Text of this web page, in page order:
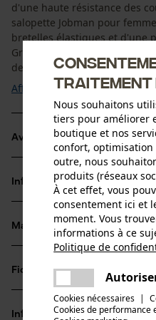
d'une haute résistance des
salopette Jobman pour
bretelles élastiques et d'une
Grâce aux poches
de travail convient
Afficher plus
Avantages du produit
Salopette de travail
aux genoux
Équipée comme un
pour mètre pliant et un
Poche sur la jambe
Informations sur le produit
Détails du produit
Type dactivité
Pêcher, Travailler, Camper
Matériau & entretien
Type de matériau
Fiches techniques
Fiche de données de
Informations fabricant
traitement
Nous souhaitons
tiers pour améliorer
boutique et nos
confort, optimisation
outre, nous
produits (réseaux
À cet effet, vous
consentement ici et
moment. Vous
informations à ce
Politique de
Cookies nécessaires |
Cookies de performance
Une erreur
essayer encore.
partager
partager
mail